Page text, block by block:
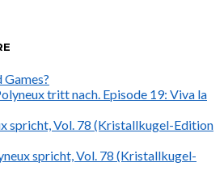
Games?
tritt nach. Episode 19: Viva la
spricht, Vol. 78 (Kristallkugel-Edition
spricht, Vol. 78 (Kristallkugel-